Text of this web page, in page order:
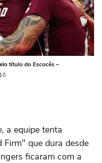
título do Escocês –
a equipe tenta
que dura desde
ficaram com a